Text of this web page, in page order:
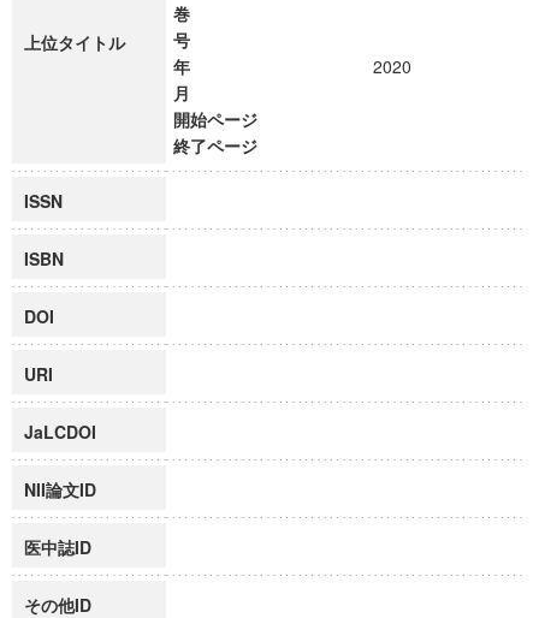
上位タイトル
巻
号
年
2020
月
開始ページ
終了ページ
ISSN
ISBN
DOI
URI
JaLCDOI
NII論文ID
医中誌ID
その他ID